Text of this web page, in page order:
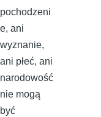
pochodzeni
e, ani
wyznanie,
ani płeć, ani
narodowość
nie mogą
być